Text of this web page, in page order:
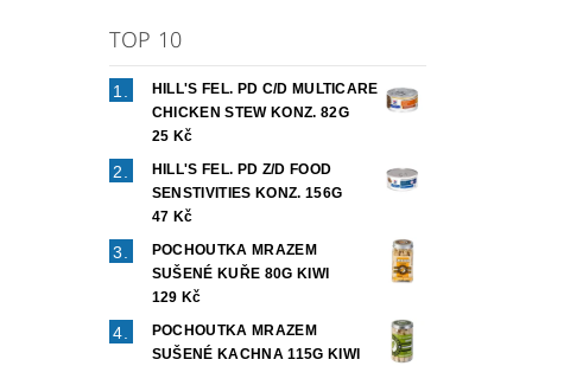
TOP 10
HILL'S FEL. PD C/D MULTICARE
CHICKEN STEW KONZ. 82G
25 Kč
HILL'S FEL. PD Z/D FOOD
SENSTIVITIES KONZ. 156G
47 Kč
POCHOUTKA MRAZEM
SUŠENÉ KUŘE 80G KIWI
129 Kč
POCHOUTKA MRAZEM
SUŠENÉ KACHNA 115G KIWI